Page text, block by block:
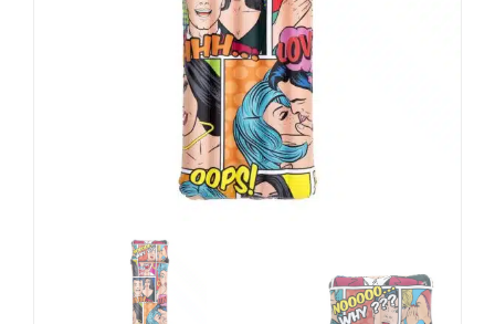
MOBILIARIO HINCHABLE
ACCESORIOS DE PISCINAS
RECAMBIOS DE PISCINAS
RECAMBIOS DE SPAS